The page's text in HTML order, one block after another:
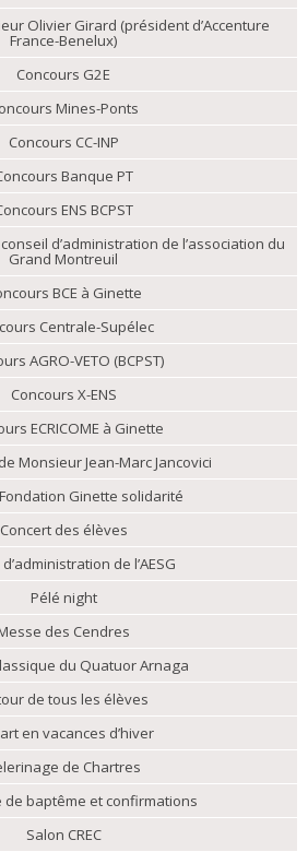
Olivier Girard (président d’Accenture
France-Benelux)
Concours G2E
Mines-Ponts
Concours CC-INP
Banque PT
ENS BCPST
d’administration de l’association du
Grand Montreuil
BCE à Ginette
Centrale-Supélec
AGRO-VETO (BCPST)
Concours X-ENS
ECRICOME à Ginette
Monsieur Jean-Marc Jancovici
Ginette solidarité
Concert des élèves
de l’AESG
Pélé night
des Cendres
du Quatuor Arnaga
de tous les élèves
en vacances d’hiver
de Chartres
de baptême et confirmations
Salon CREC